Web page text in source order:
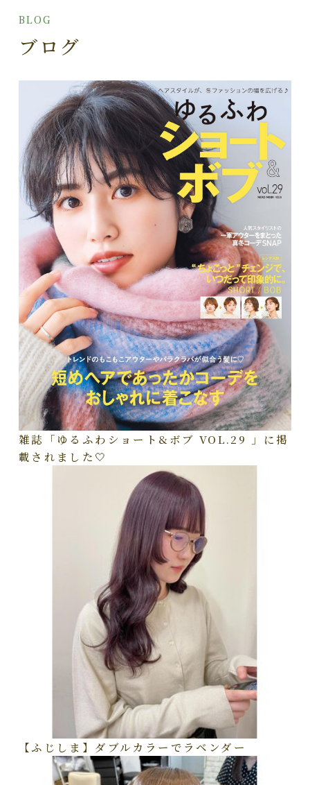
BLOG
ブログ
雑誌「ゆるふわショート&ボブ VOL.29 」に掲
載されました🤍
【ふじしま】ダブルカラーでラベンダー